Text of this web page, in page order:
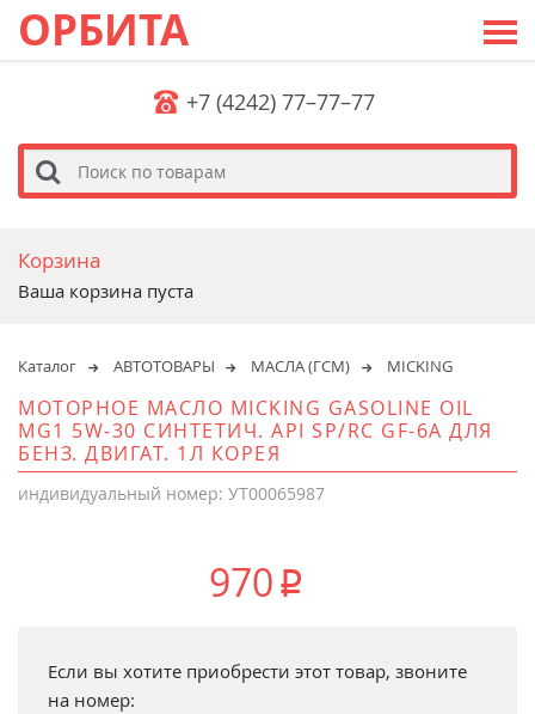
ОРБИТА
+7 (4242) 77–77–77
s
Корзина
Ваша корзина пуста
Каталог АВТОТОВАРЫ МАСЛА (ГСМ) MICKING
МОТОРНОЕ МАСЛО MICKING GASOLINE OIL
MG1 5W-30 СИНТЕТИЧ. API SP/RC GF-6A ДЛЯ
БЕНЗ. ДВИГАТ. 1Л КОРЕЯ
индивидуальный номер: УТ00065987
970 p
Если вы хотите приобрести этот товар, звоните
на номер: